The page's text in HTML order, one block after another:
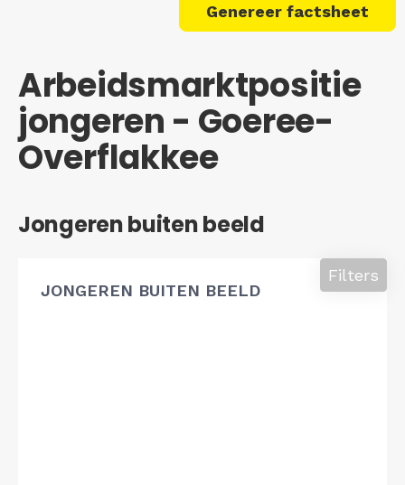
Genereer factsheet
Arbeidsmarktpositie
jongeren - Goeree-
Overflakkee
Jongeren buiten beeld
JONGEREN BUITEN BEELD
Filters